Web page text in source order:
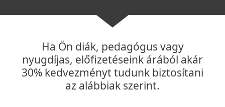
Ha Ön diák, pedagógus vagy
nyugdíjas, előfizetéseink árából akár
30% kedvezményt tudunk biztosítani
az alábbiak szerint.